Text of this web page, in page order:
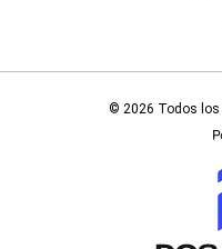
© 2026 Todos los